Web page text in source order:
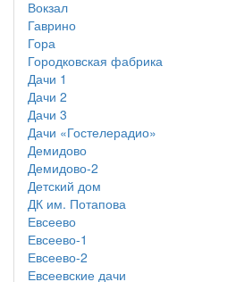
Вокзал
Гаврино
Гора
Городковская фабрика
Дачи 1
Дачи 2
Дачи 3
Дачи «Гостелерадио»
Демидово
Демидово-2
Детский дом
ДК им. Потапова
Евсеево
Евсеево-1
Евсеево-2
Евсеевские дачи